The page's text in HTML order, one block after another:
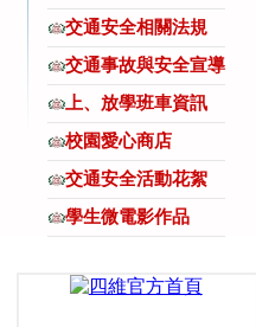
交通安全相關法規
交通事故與安全宣導
上、放學班車資訊
校園愛心商店
交通安全活動花絮
學生微電影作品